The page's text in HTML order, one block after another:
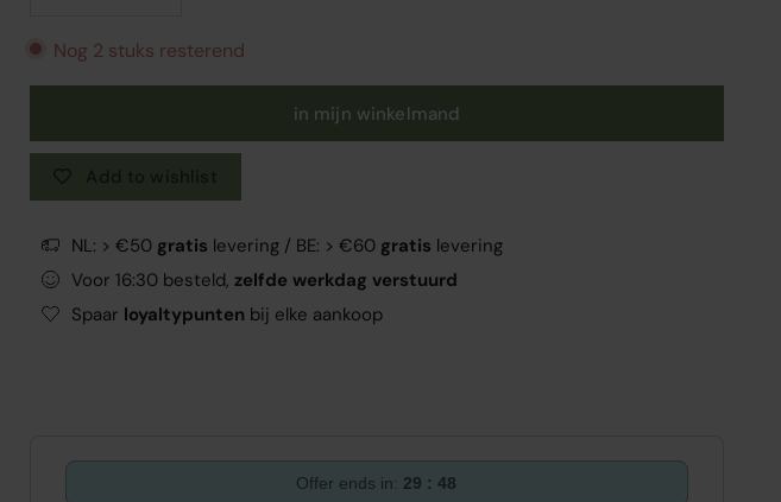
Nog 2 stuks resterend
in mijn winkelmand
NL: > €50 gratis levering / BE: > €60 gratis levering
Voor 16:30 besteld, zelfde werkdag verstuurd
Spaar loyaltypunten bij elke aankoop
Offer ends in: 29 : 47